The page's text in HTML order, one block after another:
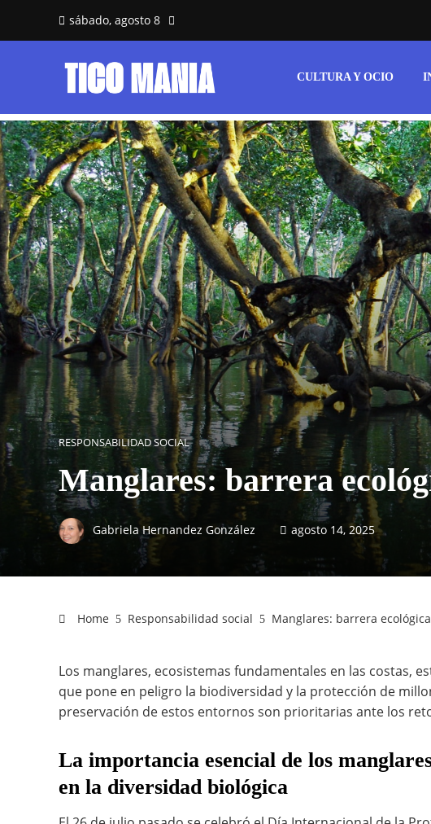
sábado, agosto 8
CULTURA Y OCIO
RESPONSABILIDAD SOCIAL
Manglares: barrera
Gabriela Hernandez González agosto 14, 2025
Home Responsabilidad social Manglares: barrera
Los manglares, ecosistemas fundamentales en las costas,
que pone en peligro la biodiversidad y la protección de
preservación de estos entornos son prioritarias ante los
La importancia esencial de los
en la diversidad biológica